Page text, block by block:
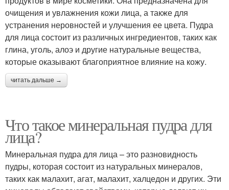
очищения и увлажнения кожи лица, а также для
устранения неровностей и улучшения ее цвета. Пудра
для лица состоит из различных ингредиентов, таких как
глина, уголь, алоэ и другие натуральные вещества,
которые оказывают благоприятное влияние на кожу.
читать дальше →
Что такое минеральная пудра для
лица?
Минеральная пудра для лица – это разновидность
пудры, которая состоит из натуральных минералов,
таких как малахит, агат, малахит, халцедон и других. Эти